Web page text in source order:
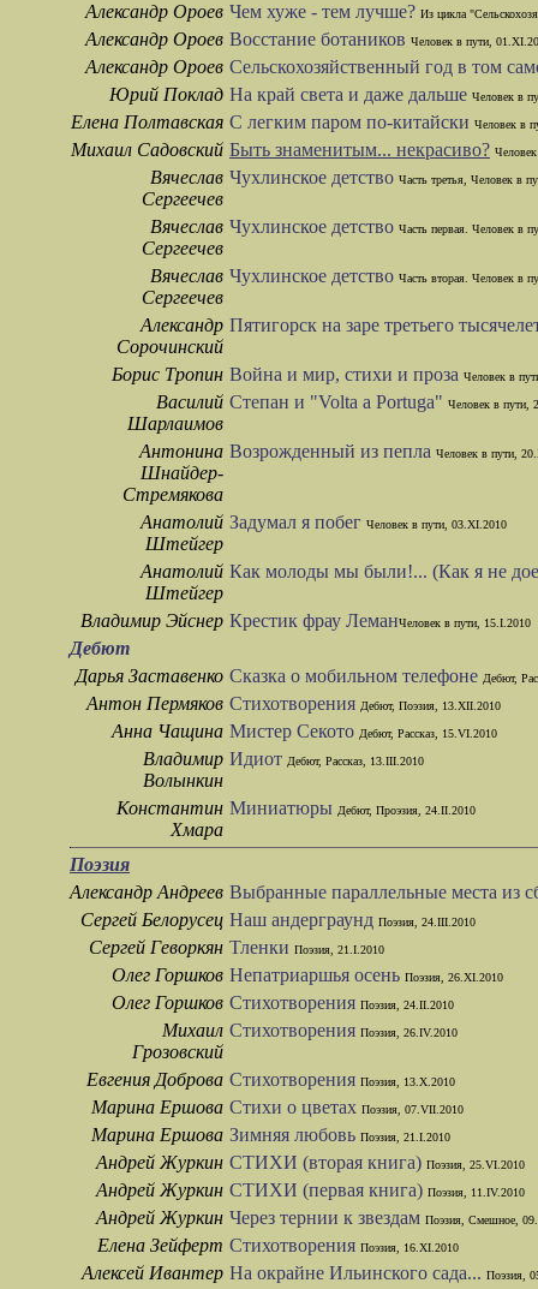
Александр Ороев Чем хуже - тем лучше? Из цикла
Александр Ороев Восстание ботаников Человек в пути,
Александр Ороев Сельскохозяйственный год в том
Юрий Поклад На край света и даже дальше Человек в
Елена Полтавская С легким паром по-китайски Человек в
Михаил Садовский Быть знаменитым... некрасиво?
Вячеслав
Сергеечев
Чухлинское детство Часть третья, Человек в
Вячеслав
Сергеечев
Чухлинское детство Часть первая. Человек в
Вячеслав
Сергеечев
Чухлинское детство Часть вторая. Человек в
Александр
Сорочинский
Пятигорск на заре третьего
Борис Тропин Война и мир, стихи и проза Человек в
Василий
Шарлаимов
Степан и "Volta a Portuga" Человек в пути,
Антонина
Шнайдер-
Стремякова
Возрожденный из пепла Человек в пути,
Анатолий
Штейгер
Задумал я побег Человек в пути, 03.XI.2010
Анатолий
Штейгер
Как молоды мы были!... (Как я не
Владимир Эйснер Крестик фрау ЛеманЧеловек в пути, 15.I.2010
Дебют
Дарья Заставенко Сказка о мобильном телефоне Дебют,
Антон Пермяков Стихотворения Дебют, Поэзия, 13.XII.2010
Анна Чащина Мистер Секото Дебют, Рассказ, 15.VI.2010
Владимир
Волынкин
Идиот Дебют, Рассказ, 13.III.2010
Константин
Хмара
Миниатюры Дебют, Проэзия, 24.II.2010
Поэзия
Александр Андреев Выбранные параллельные места из
Сергей Белорусец Наш андерграунд Поэзия, 24.III.2010
Сергей Геворкян Тленки Поэзия, 21.I.2010
Олег Горшков Непатриаршья осень Поэзия, 26.XI.2010
Олег Горшков Стихотворения Поэзия, 24.II.2010
Михаил
Грозовский
Стихотворения Поэзия, 26.IV.2010
Евгения Доброва Стихотворения Поэзия, 13.X.2010
Марина Ершова Стихи о цветах Поэзия, 07.VII.2010
Марина Ершова Зимняя любовь Поэзия, 21.I.2010
Андрей Журкин СТИХИ (вторая книга) Поэзия, 25.VI.2010
Андрей Журкин СТИХИ (первая книга) Поэзия, 11.IV.2010
Андрей Журкин Через тернии к звездам Поэзия, Смешное,
Елена Зейферт Стихотворения Поэзия, 16.XI.2010
Алексей Ивантер На окрайне Ильинского сада... Поэзия,